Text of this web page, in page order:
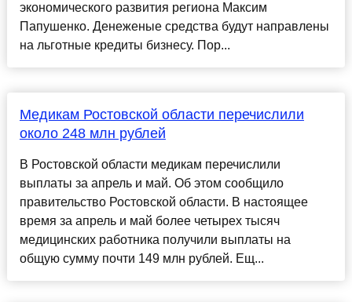
экономического развития региона Максим
Папушенко. Денеженые средства будут направлены
на льготные кредиты бизнесу. Пор...
Медикам Ростовской области перечислили
около 248 млн рублей
В Ростовской области медикам перечислили
выплаты за апрель и май. Об этом сообщило
правительство Ростовской области. В настоящее
время за апрель и май более четырех тысяч
медицинских работника получили выплаты на
общую сумму почти 149 млн рублей. Ещ...